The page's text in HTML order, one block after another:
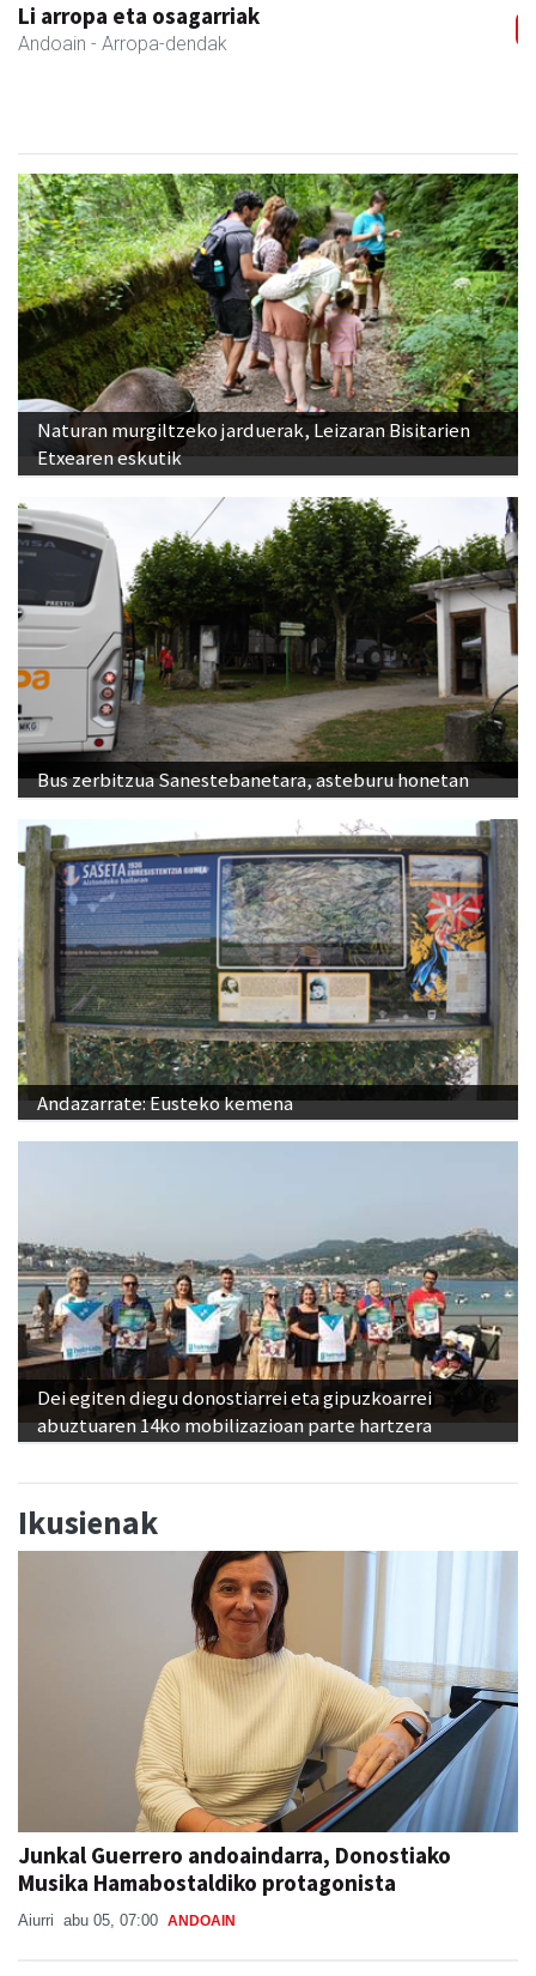
Xixori belar-denda
Andoain - Belar-denda
Naturan murgiltzeko jarduerak, Leizaran Bisitarien
Etxearen eskutik
Bus zerbitzua Sanestebanetara, asteburu honetan
Andazarrate: Eusteko kemena
Dei egiten diegu donostiarrei eta gipuzkoarrei
abuztuaren 14ko mobilizazioan parte hartzera
Ikusienak
Junkal Guerrero andoaindarra, Donostiako
Musika Hamabostaldiko protagonista
Aiurri abu 05, 07:00 ANDOAIN